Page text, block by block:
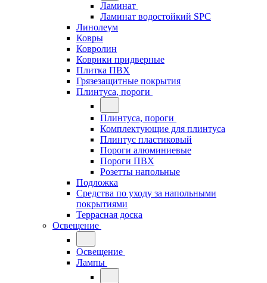
Ламинат
Ламинат водостойкий SPC
Линолеум
Ковры
Ковролин
Коврики придверные
Плитка ПВХ
Грязезащитные покрытия
Плинтуса, пороги
Плинтуса, пороги
Комплектующие для плинтуса
Плинтус пластиковый
Пороги алюминиевые
Пороги ПВХ
Розетты напольные
Подложка
Средства по уходу за напольными
покрытиями
Террасная доска
Освещение
Освещение
Лампы